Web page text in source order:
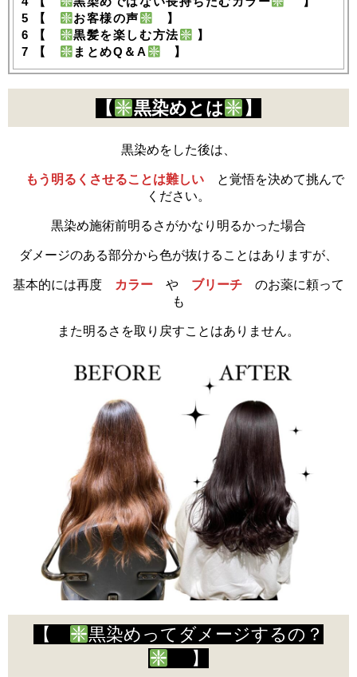
5 【 お客様の声
】
6 【 黒髪を楽しむ方法
】
7 【 まとめQ＆A 】
【 黒染めとは 】
黒染めをした後は、
もう明るくさせることは難しい と覚悟を決めて挑んで
ください。
黒染め施術前明るさがかなり明るかった場合
ダメージのある部分から色が抜けることはありますが、
基本的には再度 カラー や ブリーチ
のお薬に頼って
も
また明るさを取り戻すことはありません。
【
黒染めってダメージするの？
】